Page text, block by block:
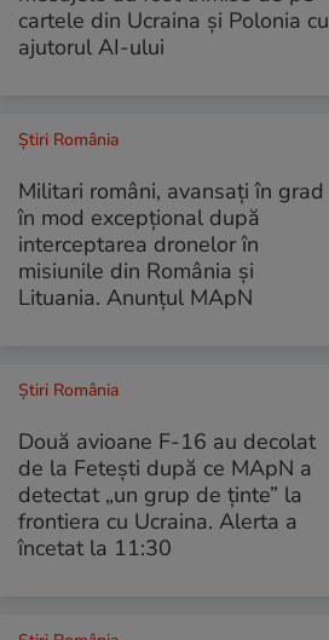
cartele din Ucraina și Polonia cu
ajutorul AI-ului
Știri România
Militari români, avansați în grad
în mod excepțional după
interceptarea dronelor în
misiunile din România și
Lituania. Anunțul MApN
Știri România
Două avioane F-16 au decolat
de la Fetești după ce MApN a
detectat „un grup de ținte” la
frontiera cu Ucraina. Alerta a
încetat la 11:30